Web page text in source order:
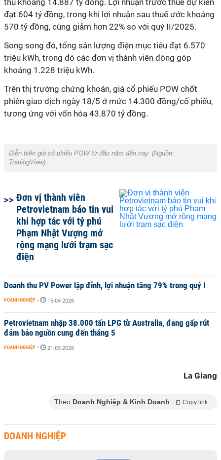
thu khoảng 14.887 tỷ đồng. Lợi nhuận trước thuế dự kiến
đạt 604 tỷ đồng, trong khi lợi nhuận sau thuế ước khoảng
570 tỷ đồng, cùng giảm hơn 22% so với quý II/2025.
Song song đó, tổng sản lượng điện mục tiêu đạt 6.570
triệu kWh, trong đó các đơn vị thành viên đóng góp
khoảng 1.228 triệu kWh.
Trên thị trường chứng khoán, giá cổ phiếu POW chốt
phiên giao dịch ngày 18/5 ở mức 14.300 đồng/cổ phiếu,
tương ứng với vốn hóa 43.870 tỷ đồng.
Diễn biến giá cổ phiếu POW từ đầu năm đến nay. (Nguồn:
TradingView).
Đơn vị thành viên
Petrovietnam báo tin vui
khi hợp tác với tỷ phú
Phạm Nhật Vượng mở
rộng mạng lưới trạm sạc
điện
Doanh thu PV Power lập đỉnh, lợi nhuận tăng 79% trong quý I
DOANH NGHIỆP - 15-04-2026
Petrovietnam nhập 38.000 tấn LPG từ Australia, đang gấp rút
đảm bảo nguồn cung đến tháng 5
DOANH NGHIỆP - 21-03-2026
La Giang
Theo Doanh Nghiệp & Kinh Doanh Copy link
DOANH NGHIỆP